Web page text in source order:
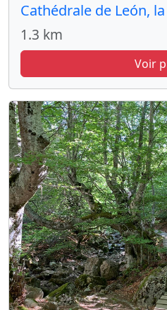
Cathédrale de León,
1.3 km
Voir